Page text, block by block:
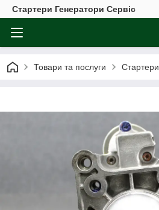
Стартери Генератори Сервіс
Товари та послуги Стартери